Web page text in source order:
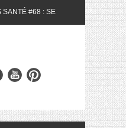
SANTÉ #68 : SE
DE MAI 2024 FEAT.
PREP &